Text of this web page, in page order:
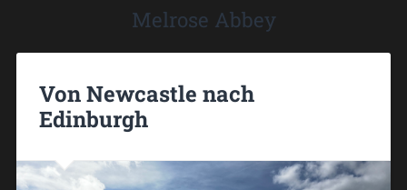
Melrose Abbey
Von Newcastle nach
Edinburgh